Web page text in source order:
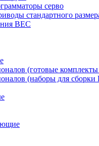
серво
стандартного
BEC
(готовые
(наборы для